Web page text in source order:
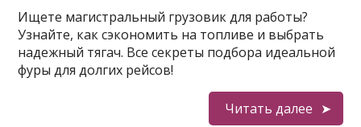
Ищете магистральный грузовик для работы?
Узнайте, как сэкономить на топливе и выбрать
надежный тягач. Все секреты подбора идеальной
фуры для долгих рейсов!
Читать далее